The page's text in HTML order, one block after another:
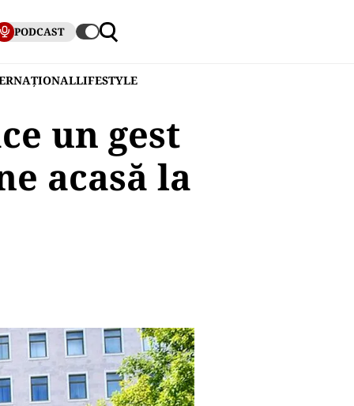
PODCAST
LIFESTYLE
un gest
acasă la